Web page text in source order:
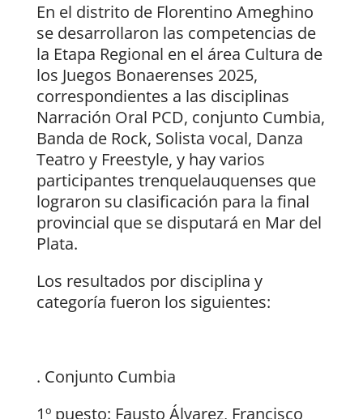
En el distrito de Florentino Ameghino
se desarrollaron las competencias de
la Etapa Regional en el área Cultura de
los Juegos Bonaerenses 2025,
correspondientes a las disciplinas
Narración Oral PCD, conjunto Cumbia,
Banda de Rock, Solista vocal, Danza
Teatro y Freestyle, y hay varios
participantes trenquelauquenses que
lograron su clasificación para la final
provincial que se disputará en Mar del
Plata.
Los resultados por disciplina y
categoría fueron los siguientes:
. Conjunto Cumbia
1º puesto: Fausto Álvarez, Francisco